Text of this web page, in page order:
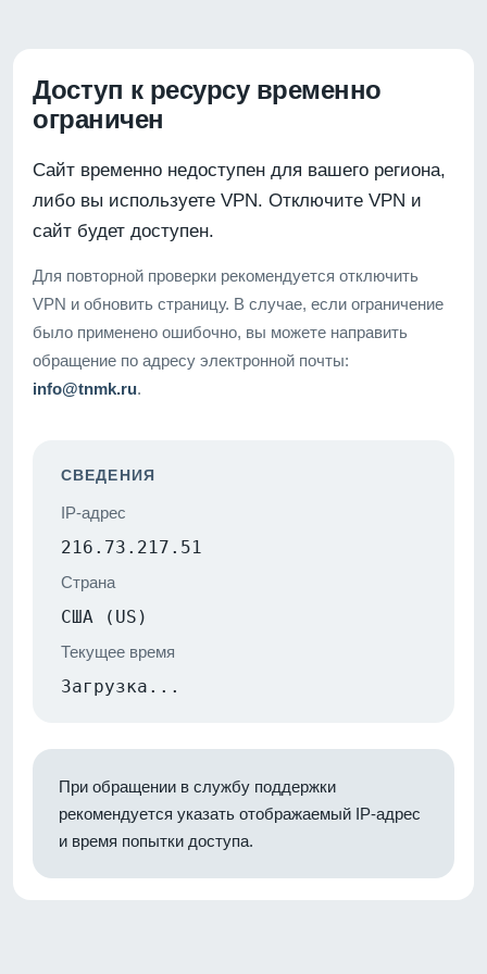
Доступ к ресурсу временно
ограничен
Сайт временно недоступен для вашего региона,
либо вы используете VPN. Отключите VPN и
сайт будет доступен.
Для повторной проверки рекомендуется отключить
VPN и обновить страницу. В случае, если ограничение
было применено ошибочно, вы можете направить
обращение по адресу электронной почты:
info@tnmk.ru.
СВЕДЕНИЯ
IP-адрес
216.73.217.51
Страна
США (US)
Текущее время
Загрузка...
При обращении в службу поддержки
рекомендуется указать отображаемый IP-адрес
и время попытки доступа.